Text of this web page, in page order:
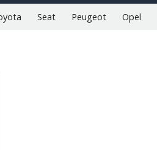
Seat Peugeot Opel